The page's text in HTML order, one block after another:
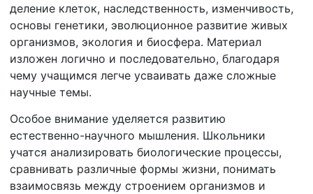
деление клеток, наследственность, изменчивость,
основы генетики, эволюционное развитие живых
организмов, экология и биосфера. Материал
изложен логично и последовательно, благодаря
чему учащимся легче усваивать даже сложные
научные темы.
Особое внимание уделяется развитию
естественно-научного мышления. Школьники
учатся анализировать биологические процессы,
сравнивать различные формы жизни, понимать
взаимосвязь между строением организмов и